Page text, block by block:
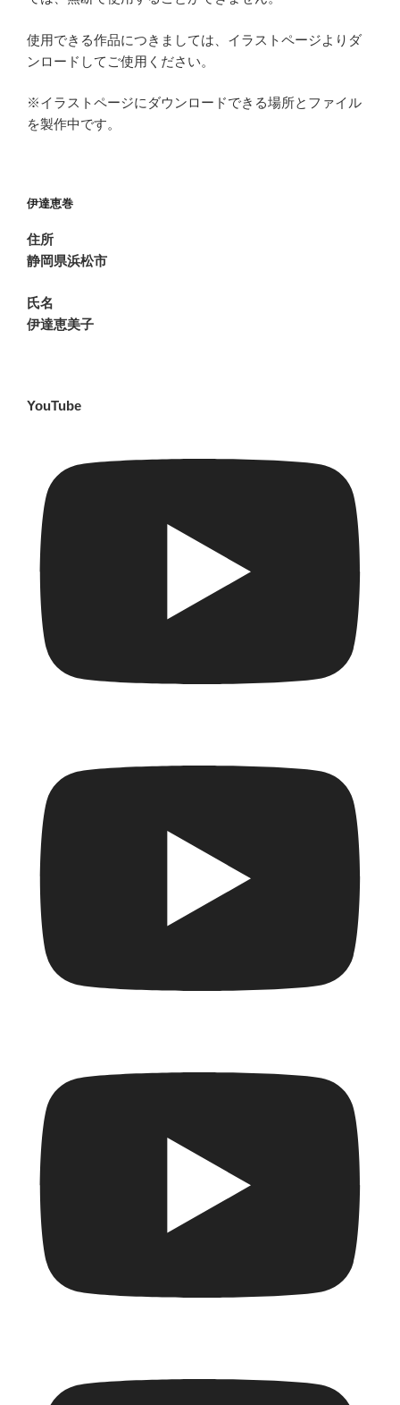
使用できる作品につきましては、イラストページよりダ
ンロードしてご使用ください。
※イラストページにダウンロードできる場所とファイル
を製作中です。
伊達恵巻
住所
静岡県浜松市
氏名
伊達恵美子
YouTube